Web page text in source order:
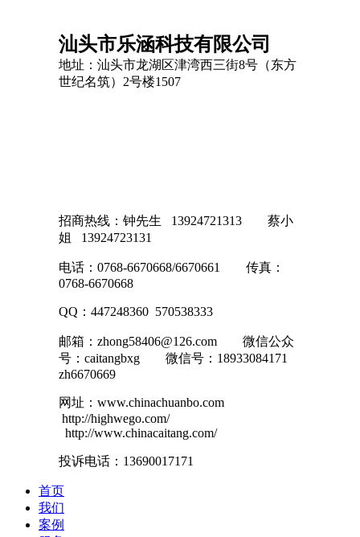
汕头市乐涵科技有限公司
地址：汕头市龙湖区津湾西三街8号（东方
世纪名筑）2号楼1507
招商热线：钟先生 13924721313 蔡小
姐 13924723131
电话：0768-6670668/6670661 传真：
0768-6670668
QQ：447248360 570538333
邮箱：zhong58406@126.com 微信公众
号：caitangbxg 微信号：18933084171
zh6670669
网址：www.chinachuanbo.com
http://highwego.com/
http://www.chinacaitang.com/
投诉电话：13690017171
首页
我们
案例